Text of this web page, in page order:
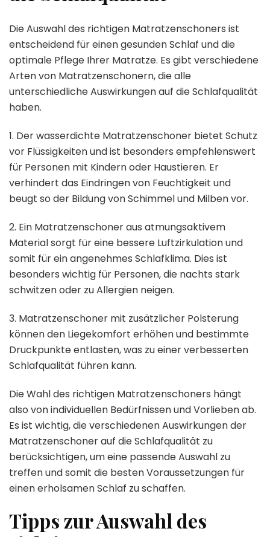
Die Auswahl des richtigen Matratzenschoners ist
entscheidend für einen gesunden Schlaf und die
optimale Pflege Ihrer Matratze. Es gibt verschiedene
Arten von Matratzenschonern, die alle
unterschiedliche Auswirkungen auf die Schlafqualität
haben.
1. Der wasserdichte Matratzenschoner bietet Schutz
vor Flüssigkeiten und ist besonders empfehlenswert
für Personen mit Kindern oder Haustieren. Er
verhindert das Eindringen von Feuchtigkeit und
beugt so der Bildung von Schimmel und Milben vor.
2. Ein Matratzenschoner aus atmungsaktivem
Material sorgt für eine bessere Luftzirkulation und
somit für ein angenehmes Schlafklima. Dies ist
besonders wichtig für Personen, die nachts stark
schwitzen oder zu Allergien neigen.
3. Matratzenschoner mit zusätzlicher Polsterung
können den Liegekomfort erhöhen und bestimmte
Druckpunkte entlasten, was zu einer verbesserten
Schlafqualität führen kann.
Die Wahl des richtigen Matratzenschoners hängt
also von individuellen Bedürfnissen und Vorlieben ab.
Es ist wichtig, die verschiedenen Auswirkungen der
Matratzenschoner auf die Schlafqualität zu
berücksichtigen, um eine passende Auswahl zu
treffen und somit die besten Voraussetzungen für
einen erholsamen Schlaf zu schaffen.
Tipps zur Auswahl des